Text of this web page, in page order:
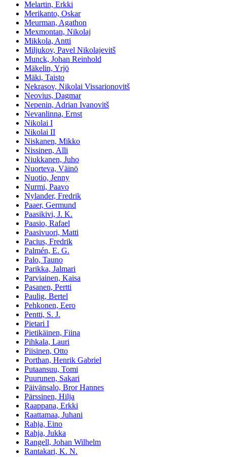
Melartin, Erkki
Merikanto, Oskar
Meurman, Agathon
Mexmontan, Nikolaj
Mikkola, Antti
Miljukov, Pavel Nikolajevitš
Munck, Johan Reinhold
Mäkelin, Yrjö
Mäki, Taisto
Nekrasov, Nikolai Vissarionovitš
Neovius, Dagmar
Nepenin, Adrian Ivanovitš
Nevanlinna, Ernst
Nikolai I
Nikolai II
Niskanen, Mikko
Nissinen, Alli
Niukkanen, Juho
Nuorteva, Väinö
Nuotio, Jenny
Nurmi, Paavo
Nylander, Fredrik
Paaer, Germund
Paasikivi, J. K.
Paasio, Rafael
Paasivuori, Matti
Pacius, Fredrik
Palmén, E. G.
Palo, Tauno
Parikka, Jalmari
Parviainen, Kaisa
Pasanen, Pertti
Paulig, Bertel
Pehkonen, Eero
Pentti, S. J.
Pietari I
Pietikäinen, Fiina
Pihkala, Lauri
Piisinen, Otto
Porthan, Henrik Gabriel
Putaansuu, Tomi
Puurunen, Sakari
Päivänsalo, Bror Hannes
Pärssinen, Hilja
Raappana, Erkki
Raattamaa, Juhani
Rahja, Eino
Rahja, Jukka
Rangell, Johan Wilhelm
Rantakari, K. N.